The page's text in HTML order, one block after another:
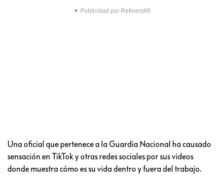
▼ Publicidad por Refinery89
Una oficial que pertenece a la Guardia Nacional ha causado
sensación en TikTok y otras redes sociales por sus videos
donde muestra cómo es su vida dentro y fuera del trabajo.